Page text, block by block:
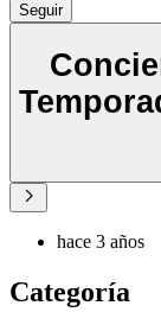
Seguir
hace 3 años
Categoría